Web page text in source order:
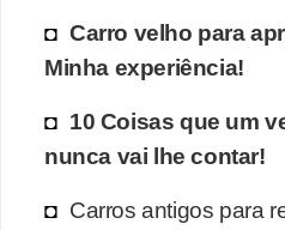
Carro velho para
Minha experiência!
10 Coisas que um
nunca vai lhe contar!
Carros antigos para